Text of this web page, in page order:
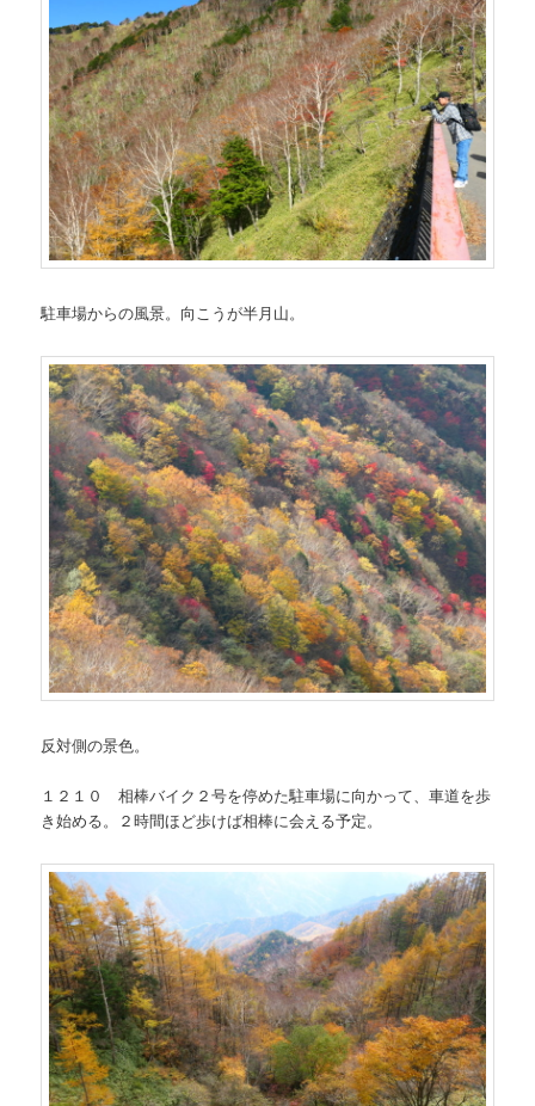
駐車場からの風景。向こうが半月山。
反対側の景色。
１２１０ 相棒バイク２号を停めた駐車場に向かって、車道を歩
き始める。２時間ほど歩けば相棒に会える予定。